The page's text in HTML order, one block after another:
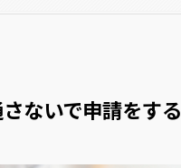
ないで申請をする